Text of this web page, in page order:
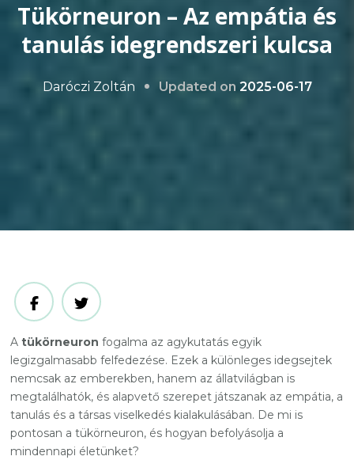
Tükörneuron – Az empátia és
tanulás idegrendszeri kulcsa
Daróczi Zoltán Updated on 2025-06-17
Atükörneuron fogalma az agykutatás egyik
legizgalmasabb felfedezése. Ezek a különleges idegsejtek
nemcsak az emberekben, hanem az állatvilágban is
megtalálhatók, és alapvető szerepet játszanak az empátia, a
tanulás és a társas viselkedés kialakulásában. De mi is
pontosan a tükörneuron, és hogyan befolyásolja a
mindennapi életünket?